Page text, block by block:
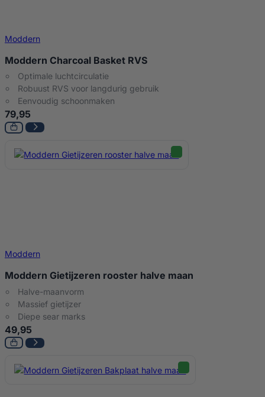
Moddern
Moddern Charcoal Basket RVS
Optimale luchtcirculatie
Robuust RVS voor langdurig gebruik
Eenvoudig schoonmaken
79,95
Moddern
Moddern Gietijzeren rooster halve maan
Halve-maanvorm
Massief gietijzer
Diepe sear marks
49,95